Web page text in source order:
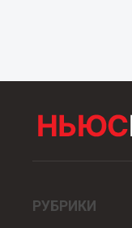
РУБРИКИ